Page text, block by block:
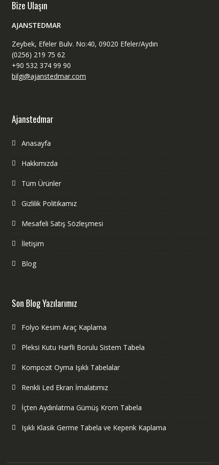
Bize Ulaşın
AJANSTEDMAR
Zeybek, Efeler Bulv. No:40, 09020 Efeler/Aydın
(0256) 219 75 62
+90 532 374 99 90
bilgi@ajanstedmar.com
Ajanstedmar
Anasayfa
Hakkımızda
Tüm Ürünler
Gizlilik Politikamız
Mesafeli Satış Sözleşmesi
İletişim
Blog
Son Blog Yazılarımız
Folyo Kesim Araç Kaplama
Pleksi Kutu Harfli Borulu Sistem Tabela
Kompozit Oyma Işıklı Tabelalar
Renkli Led Ekran İmalatımız
İçten Aydınlatma Gümüş Krom Tabela
Işıklı Klasik Germe Tabela ve Kepenk Kaplama